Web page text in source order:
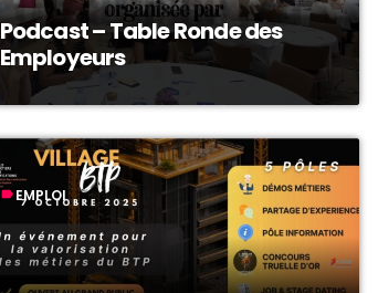
Podcast – Table Ronde des
Employeurs
label EMPLOI